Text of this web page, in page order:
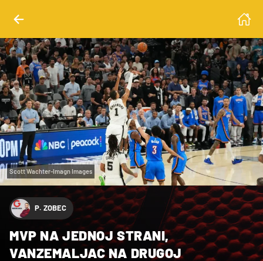
Scott Wachter-Imagn Images
P. ZOBEC
MVP NA JEDNOJ STRANI,
VANZEMALJAC NA DRUGOJ